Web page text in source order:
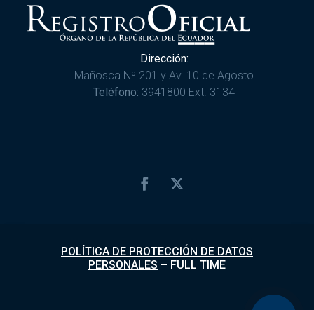
Dirección:
Mañosca Nº 201 y Av. 10 de Agosto
Teléfono: 3941800 Ext. 3134
POLÍTICA DE PROTECCIÓN DE DATOS
PERSONALES – FULL TIME